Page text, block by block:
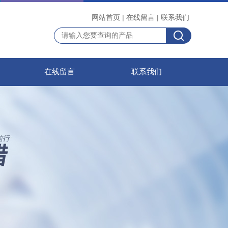
网站首页 | 在线留言 | 联系我们
在线留言 联系我们